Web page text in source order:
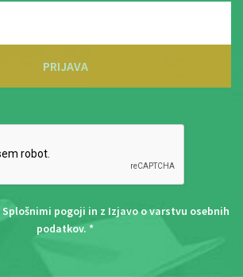
PRIJAVA
Splošnimi pogoji in z Izjavo o varstvu osebnih
podatkov. *